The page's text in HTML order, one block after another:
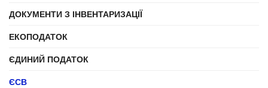
ДОКУМЕНТИ З ІНВЕНТАРИЗАЦІЇ
ЕКОПОДАТОК
ЄДИНИЙ ПОДАТОК
ЄСВ